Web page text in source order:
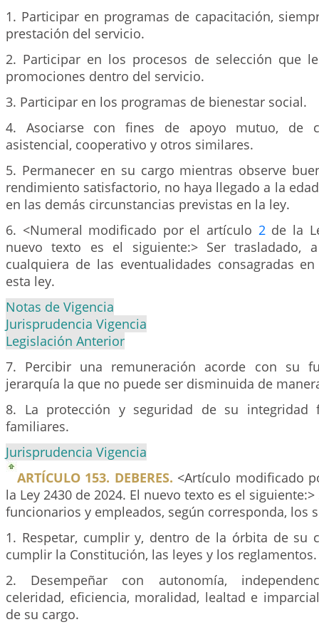
1. Participar en programas de capacitación,
prestación del servicio.
2. Participar en los procesos de selección que
promociones dentro del servicio.
3. Participar en los programas de bienestar social.
4. Asociarse con fines de apoyo mutuo, de
asistencial, cooperativo y otros similares.
5. Permanecer en su cargo mientras observe
rendimiento satisfactorio, no haya llegado a la
en las demás circunstancias previstas en la ley.
6. <Numeral modificado por el artículo 2de la
nuevo texto es el siguiente:> Ser trasladado,
cualquiera de las eventualidades consagradas
esta ley.
Notas de Vigencia
Jurisprudencia Vigencia
Legislación Anterior
7. Percibir una remuneración acorde con su
jerarquía la que no puede ser disminuida de
8. La protección y seguridad de su
familiares.
Jurisprudencia Vigencia
ARTÍCULO 153. DEBERES. <Artículo modificado
la Ley 2430 de 2024. El nuevo texto es el
funcionarios y empleados, según corresponda, los
1. Respetar, cumplir y, dentro de la órbita de su
cumplir la Constitución, las leyes y los reglamentos.
2. Desempeñar con autonomía,
celeridad, eficiencia, moralidad, lealtad e
de su cargo.